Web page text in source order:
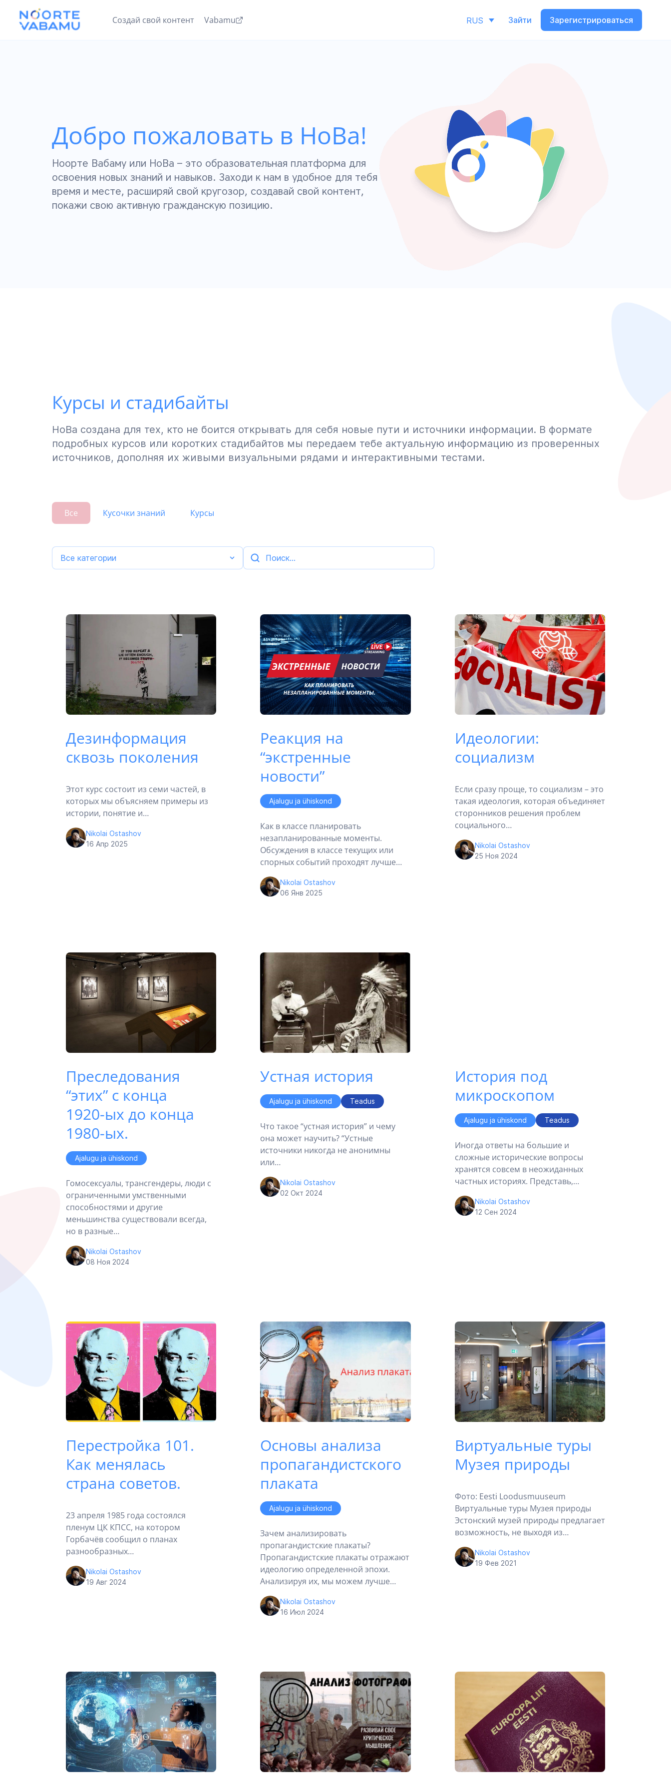
Создай свой контент Vabamu RUS Зайти Зарегистрироваться
Добро пожаловать в НоВа!
Ноорте Вабаму или НоВа – это образовательная платформа для
освоения новых знаний и навыков. Заходи к нам в удобное для тебя
время и месте, расширяй свой кругозор, создавай свой контент,
покажи свою активную гражданскую позицию.
Курсы и стадибайты
НоВа создана для тех, кто не боится открывать для себя новые пути и источники информации. В формате
подробных курсов или коротких стадибайтов мы передаем тебе актуальную информацию из проверенных
источников, дополняя их живыми визуальными рядами и интерактивными тестами.
Все Кусочки знаний Курсы
Все категории
Дезинформация
сквозь поколения
Этот курс состоит из семи частей, в
которых мы объясняем примеры из
истории, понятие и…
Nikolai Ostashov
16 Апр 2025
Реакция на
“экстренные
новости”
Ajalugu ja ühiskond
Как в классе планировать
незапланированные моменты.
Обсуждения в классе текущих или
спорных событий проходят лучше…
Nikolai Ostashov
06 Янв 2025
Идеологии:
социализм
Если сразу проще, то социализм – это
такая идеология, которая объединяет
сторонников решения проблем
социального…
Nikolai Ostashov
25 Ноя 2024
Преследования
“этих” с конца
1920-ых до конца
1980-ых.
Ajalugu ja ühiskond
Гомосексуалы, трансгендеры, люди с
ограниченными умственными
способностями и другие
меньшинства существовали всегда,
но в разные…
Nikolai Ostashov
08 Ноя 2024
Устная история
Ajalugu ja ühiskond Teadus
Что такое “устная история” и чему
она может научить? “Устные
источники никогда не анонимны
или…
Nikolai Ostashov
02 Окт 2024
История под
микроскопом
Ajalugu ja ühiskond Teadus
Иногда ответы на большие и
сложные исторические вопросы
хранятся совсем в неожиданных
частных историях. Представь,…
Nikolai Ostashov
12 Сен 2024
Перестройка 101.
Как менялась
страна советов.
23 апреля 1985 года состоялся
пленум ЦК КПСС, на котором
Горбачёв сообщил о планах
разнообразных…
Nikolai Ostashov
19 Авг 2024
Основы анализа
пропагандистского
плаката
Ajalugu ja ühiskond
Зачем анализировать
пропагандистские плакаты?
Пропагандистские плакаты отражают
идеологию определенной эпохи.
Анализируя их, мы можем лучше…
Nikolai Ostashov
16 Июл 2024
Виртуальные туры
Музея природы
Фото: Eesti Loodusmuuseum
Виртуальные туры Музея природы
Эстонский музей природы предлагает
возможность, не выходя из…
Nikolai Ostashov
19 Фев 2021